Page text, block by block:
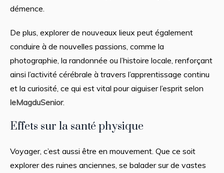
démence.
De plus, explorer de nouveaux lieux peut également
conduire à de nouvelles passions, comme la
photographie, la randonnée ou l’histoire locale, renforçant
ainsi l’activité cérébrale à travers l’apprentissage continu
et la curiosité, ce qui est vital pour aiguiser l’esprit selon
leMagduSenior.
Effets sur la santé physique
Voyager, c’est aussi être en mouvement. Que ce soit
explorer des ruines anciennes, se balader sur de vastes